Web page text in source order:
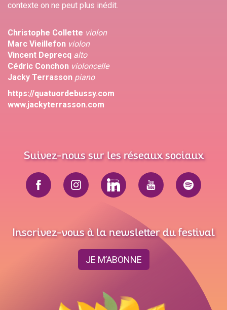
contexte on ne peut plus inédit.
Christophe Collette violon
Marc Vieillefon violon
Vincent Deprecq alto
Cédric Conchon violoncelle
Jacky Terrasson piano
https://quatuordebussy.com
www.jackyterrasson.com
Suivez-nous sur les réseaux sociaux
Inscrivez-vous à la newsletter du festival
JE M’ABONNE